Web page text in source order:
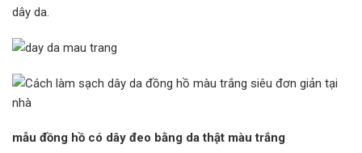
dây da.
mẫu đồng hồ có dây đeo bằng da thật màu trắng